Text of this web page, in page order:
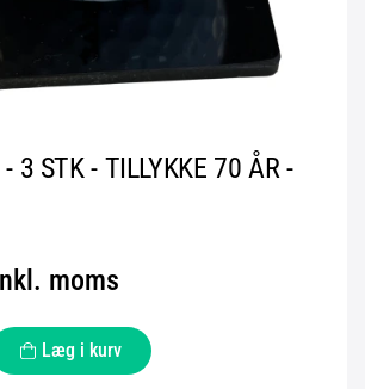
- 3 STK - TILLYKKE 70 ÅR -
moms
Læg i kurv